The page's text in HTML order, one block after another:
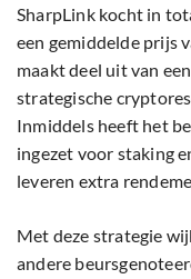
SharpLink kocht in
een gemiddelde prijs
maakt deel uit van een
strategische
Inmiddels heeft het
ingezet voor staking
leveren extra
Met deze strategie
andere